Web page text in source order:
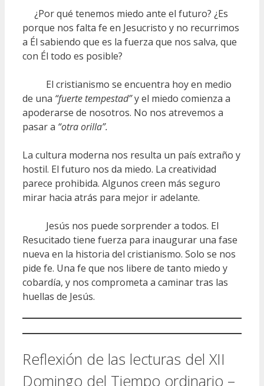
¿Por qué tenemos miedo ante el futuro? ¿Es
porque nos falta fe en Jesucristo y no recurrimos
a Él sabiendo que es la fuerza que nos salva, que
con Él todo es posible?
El cristianismo se encuentra hoy en medio
de una “fuerte tempestad”y el miedo comienza a
apoderarse de nosotros. No nos atrevemos a
pasar a “otra orilla”.
La cultura moderna nos resulta un país extraño y
hostil. El futuro nos da miedo. La creatividad
parece prohibida. Algunos creen más seguro
mirar hacia atrás para mejor ir adelante.
Jesús nos puede sorprender a todos. El
Resucitado tiene fuerza para inaugurar una fase
nueva en la historia del cristianismo. Solo se nos
pide fe. Una fe que nos libere de tanto miedo y
cobardía, y nos comprometa a caminar tras las
huellas de Jesús.
Reflexión de las lecturas del XII
Domingo del Tiempo ordinario –